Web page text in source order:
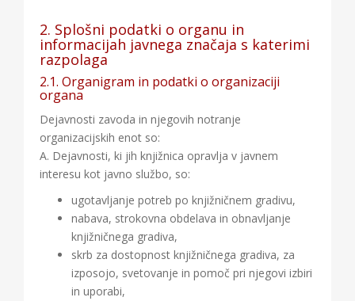
2. Splošni podatki o organu in
informacijah javnega značaja s katerimi
razpolaga
2.1. Organigram in podatki o organizaciji
organa
Dejavnosti zavoda in njegovih notranje
organizacijskih enot so:
A. Dejavnosti, ki jih knjižnica opravlja v javnem
interesu kot javno službo, so:
ugotavljanje potreb po knjižničnem gradivu,
nabava, strokovna obdelava in obnavljanje
knjižničnega gradiva,
skrb za dostopnost knjižničnega gradiva, za
izposojo, svetovanje in pomoč pri njegovi izbiri
in uporabi,